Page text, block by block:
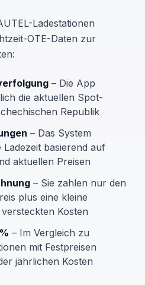
Ladestationen
OTE-Daten zur
– Die App
die aktuellen Spot-
Republik
– Das System
basierend auf
aktuellen Preisen
– Sie zahlen nur den
plus eine kleine
Kosten
– Im Vergleich zu
mit Festpreisen
jährlichen Kosten